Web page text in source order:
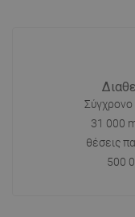
31 000
θέσεις
500